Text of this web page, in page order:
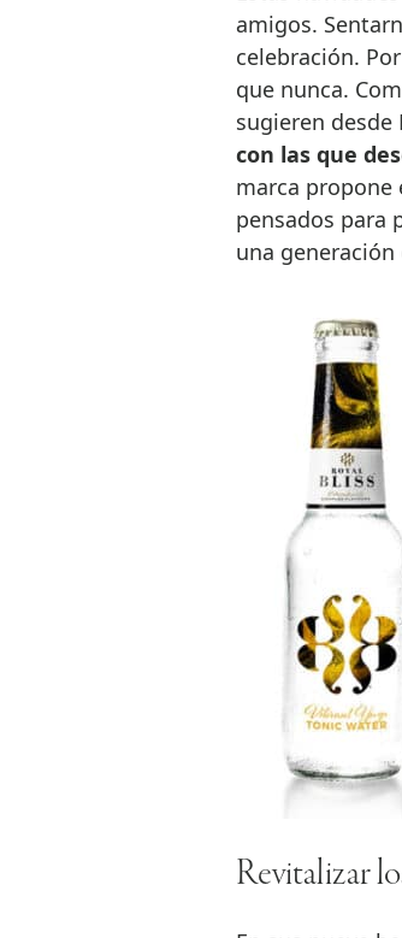
amigos.
celebración.
que nunca.
sugieren desde
con las que
marca propone
pensados para
una
Revitalizar